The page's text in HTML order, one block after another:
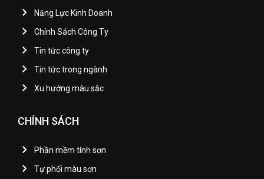
Năng Lực Kinh Doanh
Chính Sách Công Ty
Tin tức công ty
Tin tức trong ngành
Xu hướng màu sắc
CHÍNH SÁCH
Phần mềm tính sơn
Tự phối màu sơn